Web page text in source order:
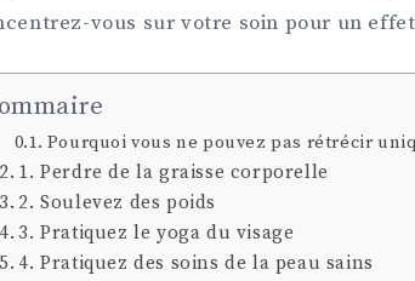
vous sur votre soin pour un
Pourquoi vous ne pouvez pas rétrécir
1. Perdre de la graisse corporelle
2. Soulevez des poids
3. Pratiquez le yoga du visage
4. Pratiquez des soins de la peau sains